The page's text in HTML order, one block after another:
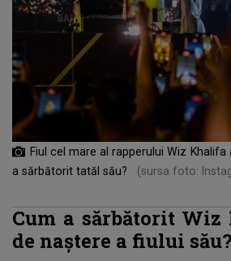
Fiul cel mare al rapperului Wiz Khalifa
a sărbătorit tatăl său?
(sursa foto:
Cum a sărbătorit
de naștere a fiului său?